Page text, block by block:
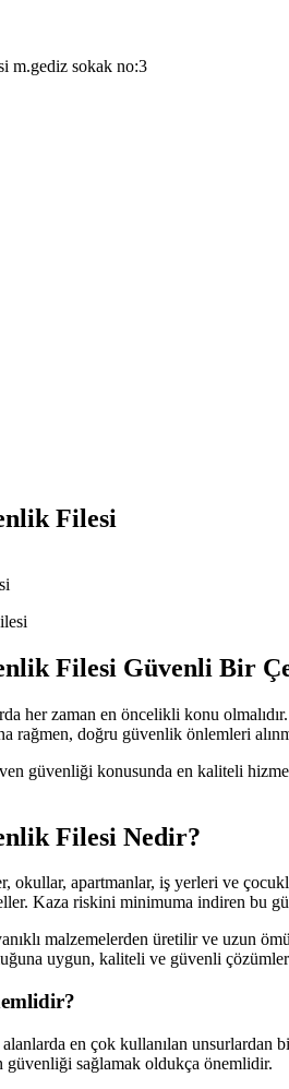
m.gediz sokak no:3
Filesi
Filesi Güvenli Bir
her zaman en öncelikli konu
rağmen, doğru güvenlik önlemleri
güvenliği konusunda en kaliteli
Filesi Nedir?
okullar, apartmanlar, iş yerleri ve
Kaza riskini minimuma indiren bu
malzemelerden üretilir ve uzun
uygun, kaliteli ve güvenli çözümler
en çok kullanılan
sağlamak oldukça önemlidir.